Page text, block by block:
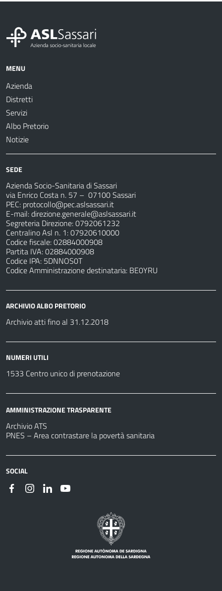
MENU
Azienda
Distretti
Servizi
Albo Pretorio
Notizie
SEDE
Azienda Socio-Sanitaria di Sassari
via Enrico Costa n. 57 – 07100 Sassari
PEC: protocollo@pec.aslsassari.it
E-mail:direzione.generale@aslsassari.it
Segreteria Direzione: 0792061232
Centralino Asl n. 1: 07920610000
Codice fiscale: 02884000908
Partita IVA: 02884000908
Codice IPA: 5DNNOS0T
Codice Amministrazione destinataria: BE0YRU
ARCHIVIO ALBO PRETORIO
Archivio atti fino al 31.12.2018
NUMERI UTILI
1533 Centro unico di prenotazione
AMMINISTRAZIONE TRASPARENTE
Archivio ATS
PNES – Area contrastare la povertà sanitaria
SOCIAL